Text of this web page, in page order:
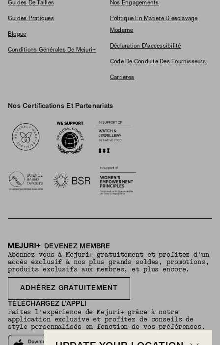
Guides De Tailles
Guides Pratiques
Blogue
Conditions Générales De Mejuri+
Nos Engagements
Politique En Matière D'esclavage
Moderne
Déclaration D'accessibilité
Code De Conduite Des Fournisseurs
Carrières
Nos Certifications Et Partenariats
DEVENEZ MEMBRE
Abonnez-vous à Mejuri+ gratuitement et profitez d'un
accès exclusif à nos plus grands soldes, promotions,
produits exclusifs aux membres, et plus encore.
ADHÉREZ GRATUITEMENT
TÉLÉCHARGEZ L’APPLI
Faites l'expérience de Mejuri+ grâce à notre
application exclusive et profitez de conseils de
style personnalisés en fonction de vos préférences.